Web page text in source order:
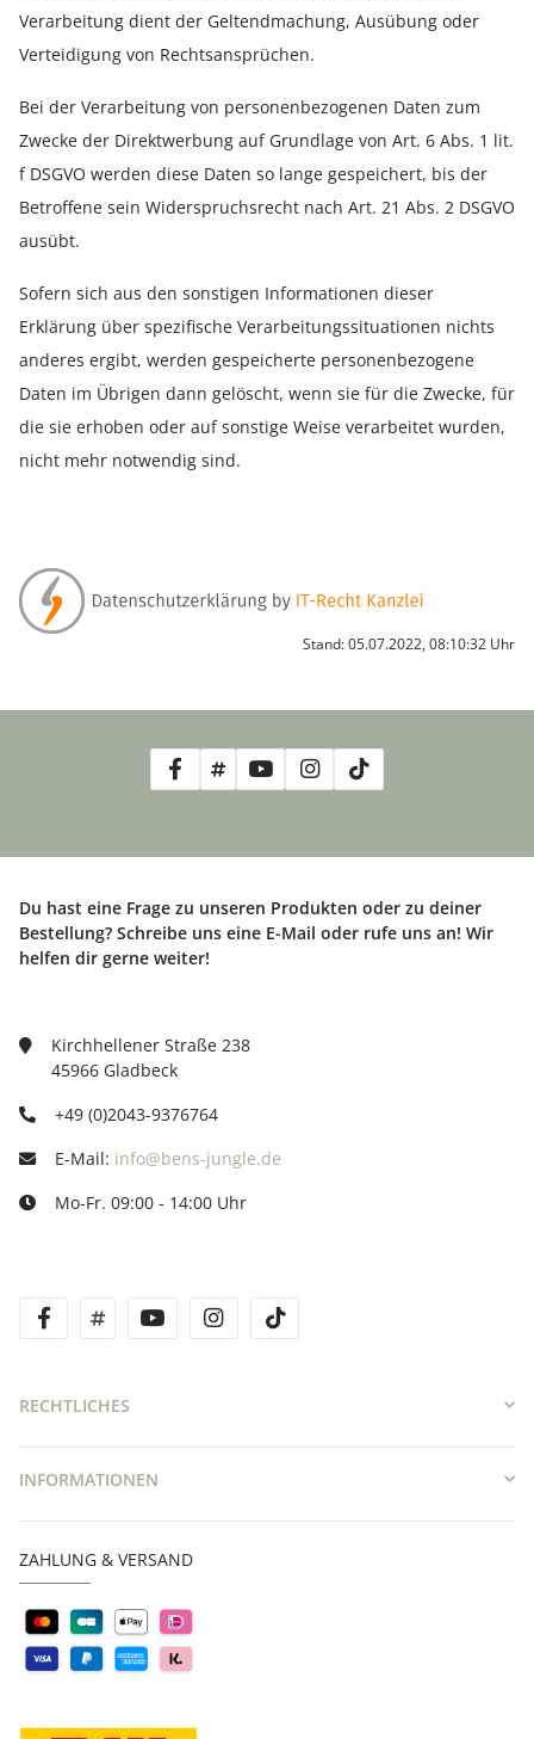
Verarbeitung dient der Geltendmachung, Ausübung oder
Verteidigung von Rechtsansprüchen.
Bei der Verarbeitung von personenbezogenen Daten zum
Zwecke der Direktwerbung auf Grundlage von Art. 6 Abs. 1 lit.
f DSGVO werden diese Daten so lange gespeichert, bis der
Betroffene sein Widerspruchsrecht nach Art. 21 Abs. 2 DSGVO
ausübt.
Sofern sich aus den sonstigen Informationen dieser
Erklärung über spezifische Verarbeitungssituationen nichts
anderes ergibt, werden gespeicherte personenbezogene
Daten im Übrigen dann gelöscht, wenn sie für die Zwecke, für
die sie erhoben oder auf sonstige Weise verarbeitet wurden,
nicht mehr notwendig sind.
Stand: 05.07.2022, 08:10:32 Uhr
Du hast eine Frage zu unseren Produkten oder zu deiner
Bestellung? Schreibe uns eine E-Mail oder rufe uns an! Wir
helfen dir gerne weiter!
Kirchhellener Straße 238
45966 Gladbeck
+49 (0)2043-9376764
E-Mail: info@bens-jungle.de
Mo-Fr. 09:00 - 14:00 Uhr
facebooktwitter youtube instagram
RECHTLICHES
INFORMATIONEN
ZAHLUNG & VERSAND